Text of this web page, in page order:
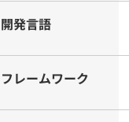
開発言語
フレームワーク